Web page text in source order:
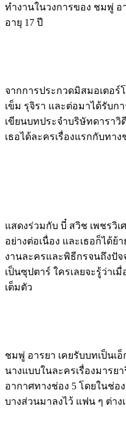
ทำงานในวงการของ ชมพู่ อ
อายุ 17 ปี
จากการประกวดมิสมอเตอร์
เข็ม รุจิรา และต่อมาได้รับ
เขียนบทประจำบริษัทดารา
เธอได้ละครเรื่องแรกกับทาง
แสดงร่วมกับ บี๋ สวิช เพชรวิ
อย่างต่อเนื่อง และเธอก็ได้ย้
งานละครและพิธีกรจนถึงปั
เป็นซุปตาร์ ใครเลยจะรู้ว่าเ
เต็มตัว
ชมพู่ อารยา เคยรับบทเป็นเ
นางแบบในละครเรื่องมารย
อากาศทางช่อง 5 โดยในช่อง
บางส่วนมาลงไว้ แฟน ๆ ต่า